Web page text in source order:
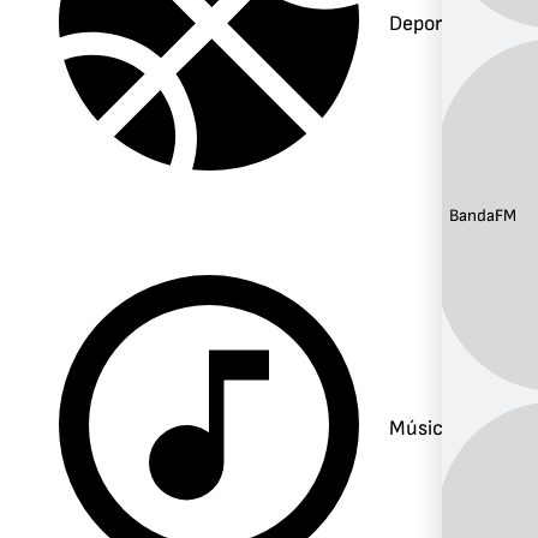
Deportes
Música
Banda:FM